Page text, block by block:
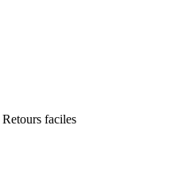
Retours faciles